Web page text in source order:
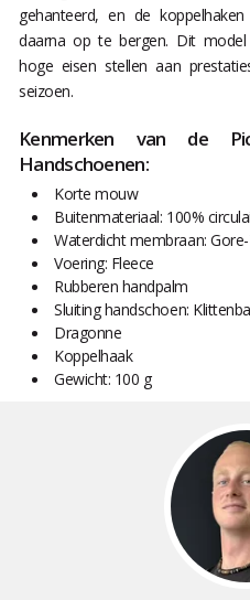
gehanteerd, en de
daarna op te bergen. Dit
hoge eisen stellen aan
seizoen.
Kenmerken van de
Handschoenen:
Korte mouw
Buitenmateriaal: 100%
Waterdicht membraan:
Voering: Fleece
Rubberen handpalm
Sluiting handschoen:
Dragonne
Koppelhaak
Gewicht: 100 g